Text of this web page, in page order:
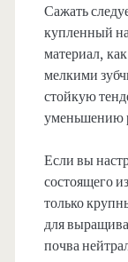
Сажать
купленный
материал,
мелкими
стойкую
уменьшению
Если вы
состоящего
только
для
почва